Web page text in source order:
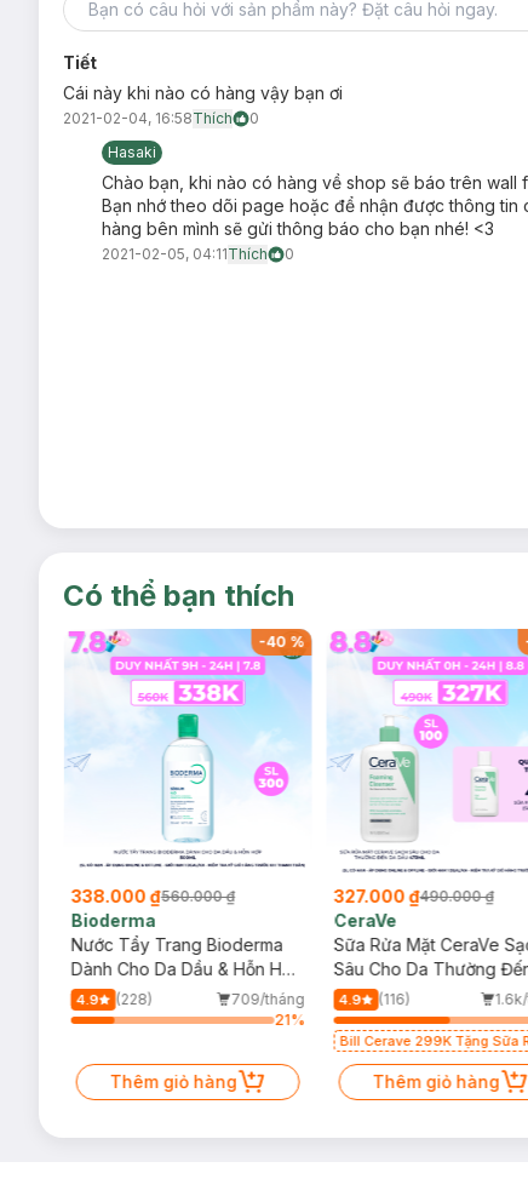
Tiết
Cái này khi nào có hàng vậy bạn ơi
2021-02-04, 16:58Thích
0
Hasaki
Chào bạn, khi nào có hàng về shop sẽ báo trên
Bạn nhớ theo dõi page hoặc để nhận được thông
hàng bên mình sẽ gửi thông báo cho bạn nhé! <3
2021-02-05, 04:11Thích 0
Có thể bạn thích
-40 %
338.000 ₫560.000 ₫
Bioderma
Nước Tẩy Trang Bioderma
Dành Cho Da Dầu & Hỗn Hợp
500ml
4.9 (228)
709/tháng
21%
Thêm giỏ hàng
327.000 ₫490.000 ₫
CeraVe
Sữa Rửa Mặt CeraVe
Sâu Cho Da Thường
Dầu 473ml
4.9 (116)
Bill Cerave 299K Tặng Sữa
Mặt Cerave 30ml (SL có
Thêm giỏ hàng